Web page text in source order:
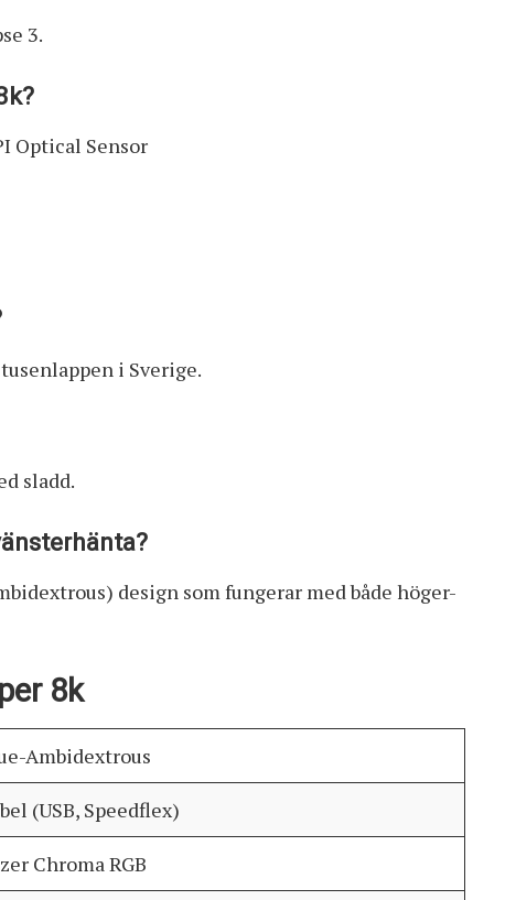
3.
Optical Sensor
i Sverige.
sladd.
design som fungerar med både höger-
8k
Ambidextrous
(USB, Speedflex)
Chroma RGB